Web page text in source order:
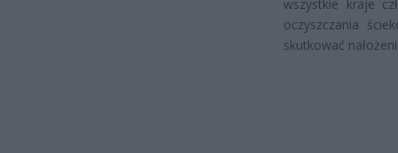
wszystkie kraje
oczyszczania
skutkować